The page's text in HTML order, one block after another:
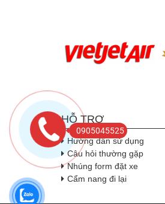
HỖ TRỢ
Hướng dẫn sử dụng
Câu hỏi thường gặp
Nhúng form đặt xe
Cẩm nang đi lại
0905045525